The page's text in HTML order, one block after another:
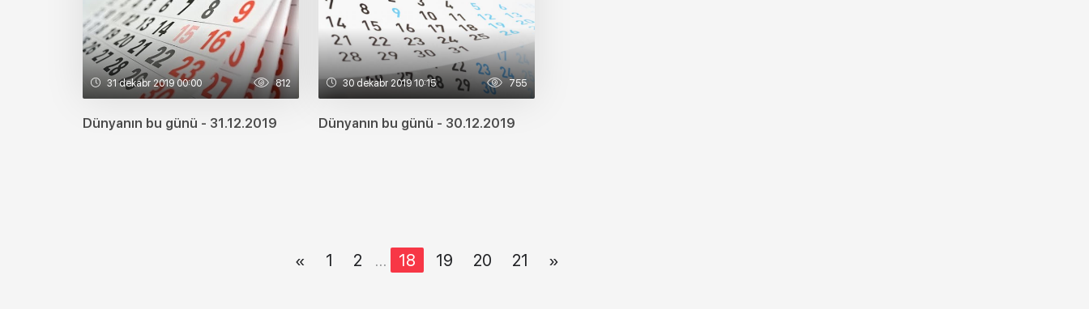
31 dekabr 2019 00:00 812
Dünyanın bu günü - 31.12.2019
30 dekabr 2019 10:15 755
Dünyanın bu günü - 30.12.2019
« 1 2 ... 18 19 20 21 »